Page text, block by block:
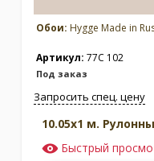
Обои: Hygge Made in
Артикул: 77C 102
Под заказ
Запросить спец. цену
10.05x1 м.
Быстрый